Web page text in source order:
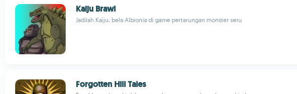
Kaiju Brawl
Jadilah Kaiju, bela Albionia di game pertarungan monster seru
Forgotten Hill Tales